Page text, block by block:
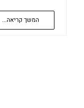
המשך קריאה...